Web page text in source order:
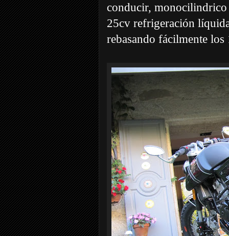
conducir,
25cv refrigeración
rebasando fácilmente